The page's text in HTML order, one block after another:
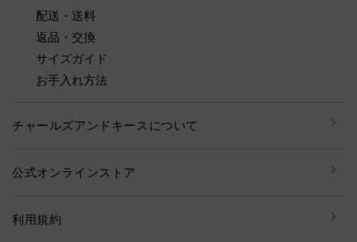
配送・送料
返品・交換
サイズガイド
お手入れ方法
チャールズアンドキースについて
公式オンラインストア
利用規約